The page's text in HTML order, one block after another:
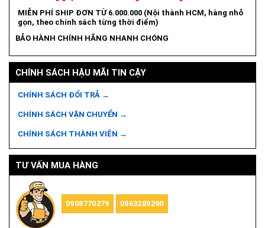
MIỄN PHÍ SHIP ĐƠN TỪ 6.000.000 (Nội thành HCM, hàng nhỏ
gọn, theo chính sách từng thời điểm)
BẢO HÀNH CHÍNH HÃNG NHANH CHÓNG
CHÍNH SÁCH HẬU MÃI TIN CẬY
CHÍNH SÁCH ĐỔI TRẢ →
CHÍNH SÁCH VẬN CHUYỂN →
CHÍNH SÁCH THÀNH VIÊN →
TƯ VẤN MUA HÀNG
0908770279 0963289290